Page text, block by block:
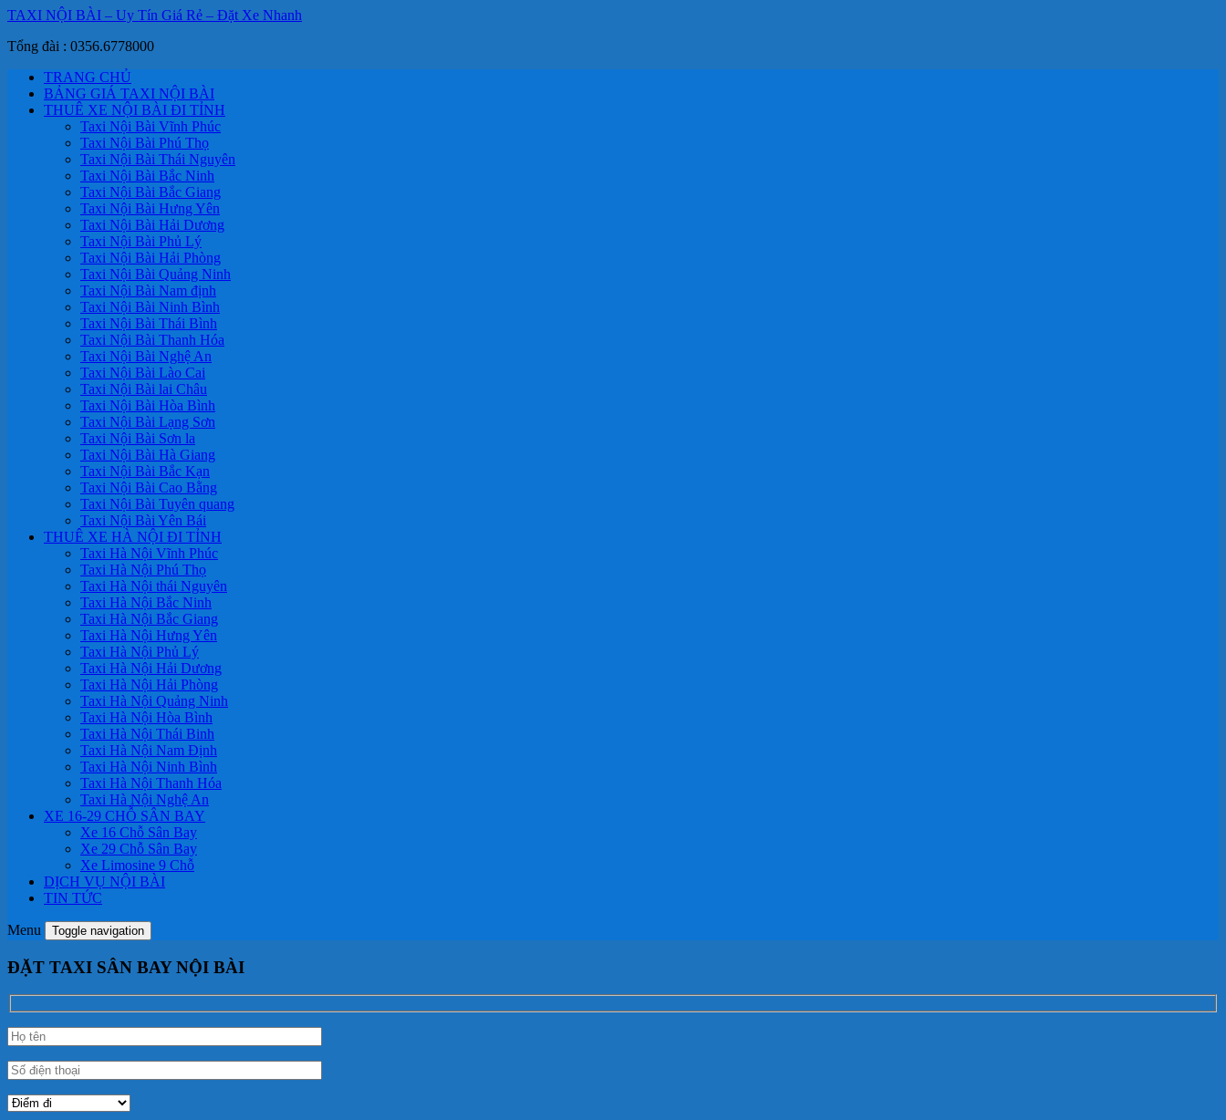
TAXI NỘI BÀI – Uy Tín Giá Rẻ – Đặt Xe Nhanh
Tổng đài : 0356.6778000
TRANG CHỦ
BẢNG GIÁ TAXI NỘI BÀI
THUÊ XE NỘI BÀI ĐI TỈNH
Taxi Nội Bài Vĩnh Phúc
Taxi Nội Bài Phú Thọ
Taxi Nội Bài Thái Nguyên
Taxi Nội Bài Bắc Ninh
Taxi Nội Bài Bắc Giang
Taxi Nội Bài Hưng Yên
Taxi Nội Bài Hải Dương
Taxi Nội Bài Phủ Lý
Taxi Nội Bài Hải Phòng
Taxi Nội Bài Quảng Ninh
Taxi Nội Bài Nam định
Taxi Nội Bài Ninh Bình
Taxi Nội Bài Thái Bình
Taxi Nội Bài Thanh Hóa
Taxi Nội Bài Nghệ An
Taxi Nội Bài Lào Cai
Taxi Nội Bài lai Châu
Taxi Nội Bài Hòa Bình
Taxi Nội Bài Lạng Sơn
Taxi Nội Bài Sơn la
Taxi Nội Bài Hà Giang
Taxi Nội Bài Bắc Kạn
Taxi Nội Bài Cao Bằng
Taxi Nội Bài Tuyên quang
Taxi Nội Bài Yên Bái
THUÊ XE HÀ NỘI ĐI TỈNH
Taxi Hà Nội Vĩnh Phúc
Taxi Hà Nội Phú Thọ
Taxi Hà Nội thái Nguyên
Taxi Hà Nội Bắc Ninh
Taxi Hà Nội Bắc Giang
Taxi Hà Nội Hưng Yên
Taxi Hà Nội Phủ Lý
Taxi Hà Nội Hải Dương
Taxi Hà Nội Hải Phòng
Taxi Hà Nội Quảng Ninh
Taxi Hà Nội Hòa Bình
Taxi Hà Nội Thái Binh
Taxi Hà Nội Nam Định
Taxi Hà Nội Ninh Bình
Taxi Hà Nội Thanh Hóa
Taxi Hà Nội Nghệ An
XE 16-29 CHỖ SÂN BAY
Xe 16 Chỗ Sân Bay
Xe 29 Chỗ Sân Bay
Xe Limosine 9 Chỗ
DỊCH VỤ NỘI BÀI
TIN TỨC
Menu Toggle navigation
ĐẶT TAXI SÂN BAY NỘI BÀI